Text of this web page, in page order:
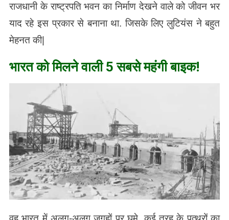
राजधानी के राष्ट्रपति भवन का निर्माण देखने वाले को जीवन भर
याद रहे इस प्रकार से बनाना था. जिसके लिए लुटियंस ने बहुत
मेहनत की|
भारत को मिलने वाली 5 सबसे महंगी बाइक!